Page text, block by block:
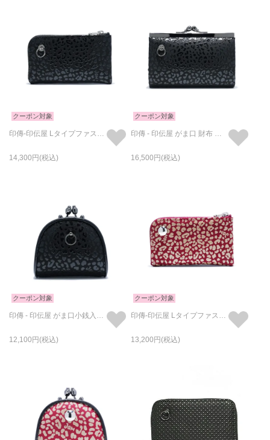
クーポン対象
印傳-印伝屋 Lタイプファスナーコインケース /小銭入れ・ミニ財布
14,300
クーポン対象
印傳 - 印伝屋 がま口 財布 レオパード柄
16,500
クーポン対象
印傳 - 印伝屋 がま口小銭入れ/コインケース レオパード柄
12,100
クーポン対象
印傳-印伝屋 Lタイプファスナーコインケース RED×WHITE /小銭入れ・ミニ財布
13,200